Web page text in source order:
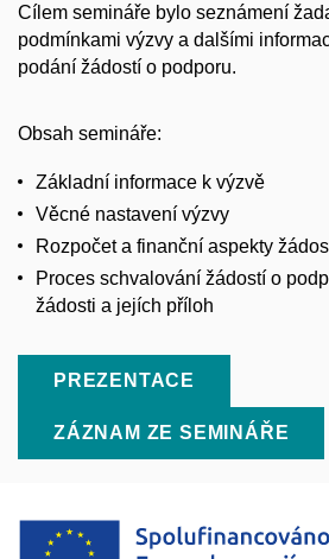
Cílem semináře bylo seznámení
podmínkami výzvy a dalšími
podání žádostí o podporu.
Obsah semináře:
Základní informace k výzvě
Věcné nastavení výzvy
Rozpočet a finanční aspekty
Proces schvalování žádostí o
žádosti a jejích příloh
PREZENTACE
ZÁZNAM ZE SEMINÁŘE